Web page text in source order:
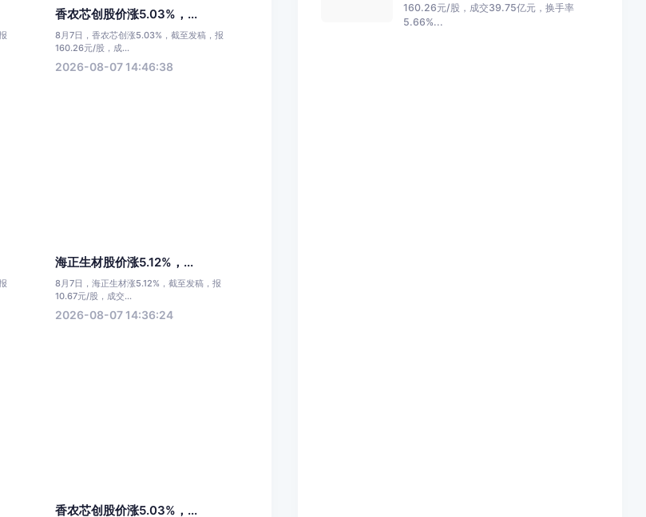
香农芯创股价涨5.03%，...
8月7日，香农芯创涨5.03%，截至发稿，报
160.26元/股，成...
2026-08-07 14:46:38
海正生材股价涨5.12%，...
8月7日，海正生材涨5.12%，截至发稿，报
10.67元/股，成交...
2026-08-07 14:36:24
香农芯创股价涨5.03%，...
160.26元/股，成交39.75亿元，换手率
5.66%...